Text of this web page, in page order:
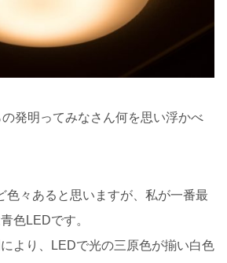
発明ってみなさん何を思い浮かべ
色々あると思いますが、私が一番最
色LEDです。
より、LEDで光の三原色が揃い白色